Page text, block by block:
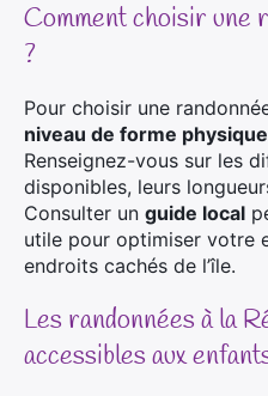
Comment choisir une
?
Pour choisir une
niveau de forme physique
Renseignez-vous sur les
disponibles, leurs
Consulter un guide local
utile pour optimiser votre
endroits cachés de l’île.
Les randonnées à la
accessibles aux